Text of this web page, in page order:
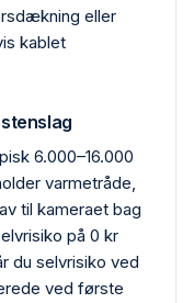
eller
kablet
6.000–16.000
varmetråde,
til kameraet bag
på 0 kr
du selvrisiko ved
ved første